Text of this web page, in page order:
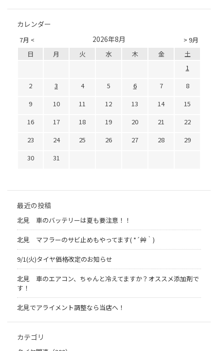
カレンダー
7月 < > 9月
2026年8月
日 月 火 水 木 金
土
1
2
3 4 5 6 7
8
9
10 11 12 13 14
15
16
17 18 19 20 21
22
23
24 25 26 27 28
29
30
31
最近の投稿
北見 車のバッテリーは夏も要注意！！
北見 マフラーのサビ止めもやってます( *´艸｀)
9/1(火)タイヤ価格改定のお知らせ
北見 車のエアコン、ちゃんと冷えてますか？オススメ添加剤で
す！
北見でアライメント調整なら当店へ！
カテゴリ